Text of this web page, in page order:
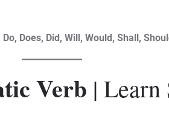
Does, Did, Will, Would, Shall,
Verb | Learn